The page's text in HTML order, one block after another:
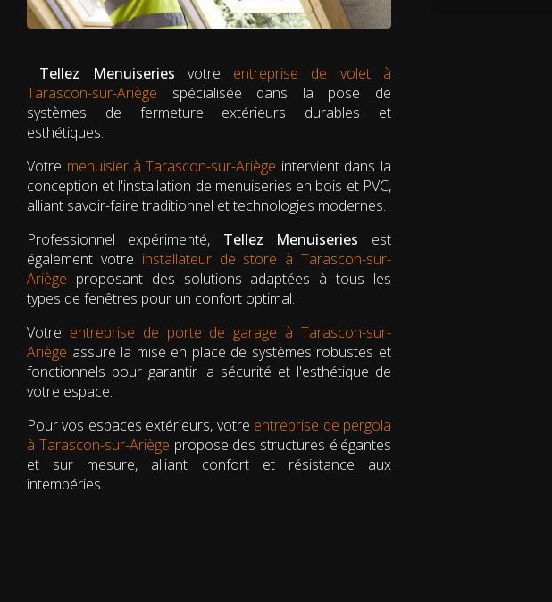
Tellez Menuiseries votre entreprise de volet à
Tarascon-sur-Ariège spécialisée dans la pose de
systèmes de fermeture extérieurs durables et
esthétiques.
Votre menuisier à Tarascon-sur-Ariège intervient dans la
conception et l'installation de menuiseries en bois et PVC,
alliant savoir-faire traditionnel et technologies modernes.
Professionnel expérimenté, Tellez Menuiseries est
également votre installateur de store à Tarascon-sur-
Ariège proposant des solutions adaptées à tous les
types de fenêtres pour un confort optimal.
Votre entreprise de porte de garage à Tarascon-sur-
Ariège assure la mise en place de systèmes robustes et
fonctionnels pour garantir la sécurité et l'esthétique de
votre espace.
Pour vos espaces extérieurs, votre entreprise de pergola
à Tarascon-sur-Ariège propose des structures élégantes
et sur mesure, alliant confort et résistance aux
intempéries.